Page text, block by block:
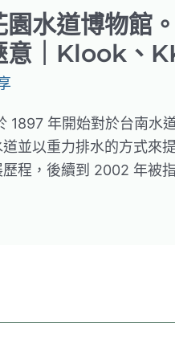
水道博物館
意｜Klook、
1897 年開始對於台南水
並以重力排水的方式來
程，後續到 2002 年被